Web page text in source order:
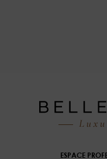
ESPACE